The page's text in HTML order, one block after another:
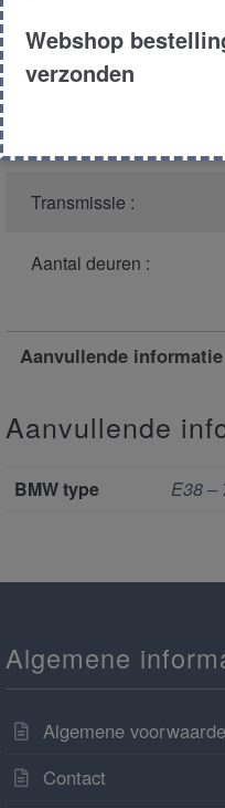
Type :
Transmissie :
Aantal deuren :
Aanvullende informatie
Aanvullende
BMW type E38 –
Algemene
Algemene
Contact
Webshop
verzonden